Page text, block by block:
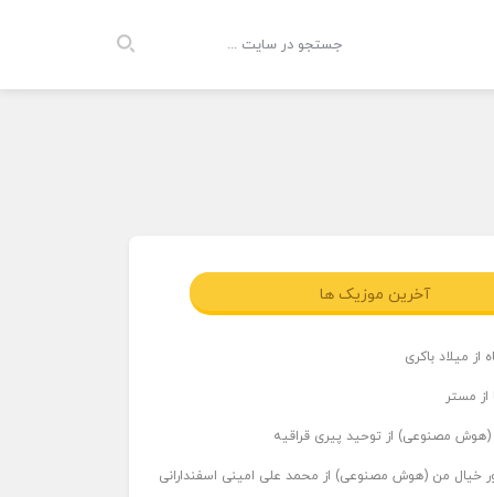
آخرین موزیک ها
از میلاد باکری
از مستر
(هوش مصنوعی) از توحید پیری قراقیه
خیال من (هوش مصنوعی) از محمد علی امینی اسفندارانی